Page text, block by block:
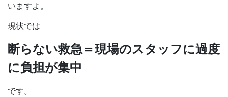
いますよ。
現状では
断らない救急＝現場のスタッフに過度
に負担が集中
です。